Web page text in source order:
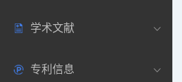
药典网站
药物临床
生物数据库
美国
欧洲
医药新闻
医药论坛
学术文献
学术搜索
专利信息